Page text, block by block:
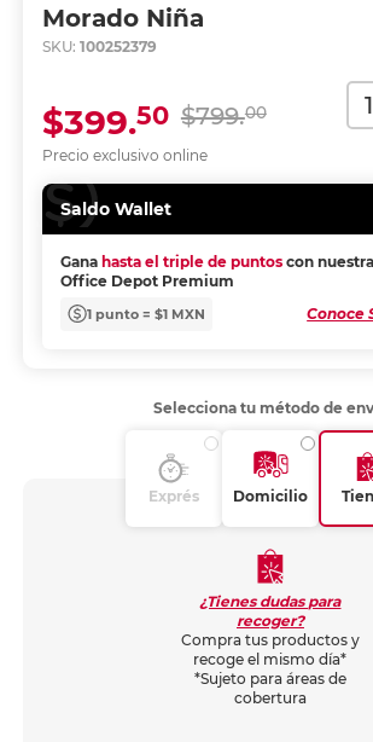
Morado Niña
SKU: 100252379
Precio exclusivo online
$799.00
$399.50
Saldo Wallet
Gana hasta el triple de puntos con
Office Depot Premium
1 punto = $1 MXN Conoce
Selecciona tu método de
Exprés Domicilio
¿Tienes dudas para
recoger?
Compra tus productos y
recoge el mismo día*
*Sujeto para áreas de
cobertura